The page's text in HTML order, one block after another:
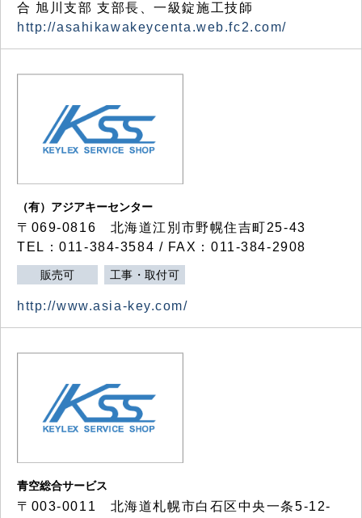
合 旭川支部 支部長、一級錠施工技師
http://asahikawakeycenta.web.fc2.com/
（有）アジアキーセンター
〒069-0816 北海道江別市野幌住吉町25-43
TEL：011-384-3584 / FAX：011-384-2908
販売可 工事・取付可
http://www.asia-key.com/
青空総合サービス
〒003-0011 北海道札幌市白石区中央一条5-12-